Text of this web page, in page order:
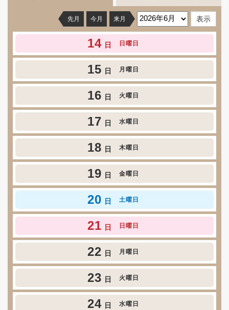
先月 今月 来月
14 日 日曜日
15 日 月曜日
16 日 火曜日
17 日 水曜日
18 日 木曜日
19 日 金曜日
20 日 土曜日
21 日 日曜日
22 日 月曜日
23 日 火曜日
24 日 水曜日